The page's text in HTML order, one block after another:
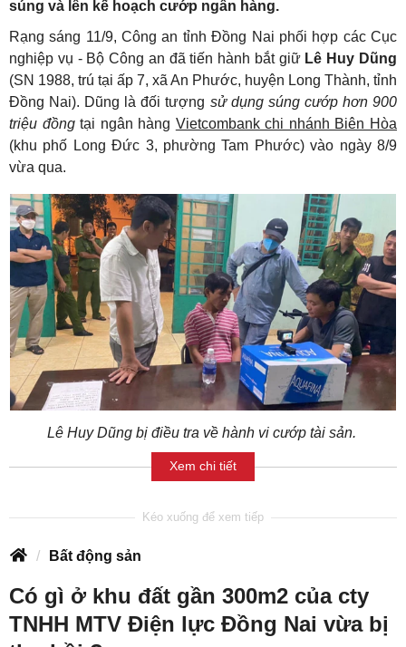
súng và lên kế hoạch cướp ngân hàng.
Rạng sáng 11/9, Công an tỉnh Đồng Nai phối hợp các Cục
nghiệp vụ - Bộ Công an đã tiến hành bắt giữ Lê Huy Dũng
(SN 1988, trú tại ấp 7, xã An Phước, huyện Long Thành, tỉnh
Đồng Nai). Dũng là đối tượng sử dụng súng cướp hơn 900
triệu đồngtại ngân hàng Vietcombank chi nhánh Biên Hòa
(khu phố Long Đức 3, phường Tam Phước) vào ngày 8/9
vừa qua.
Lê Huy Dũng bị điều tra về hành vi cướp tài sản.
Xem chi tiết
Bất động sản
Có gì ở khu đất gần 300m2 của cty
TNHH MTV Điện lực Đồng Nai vừa bị